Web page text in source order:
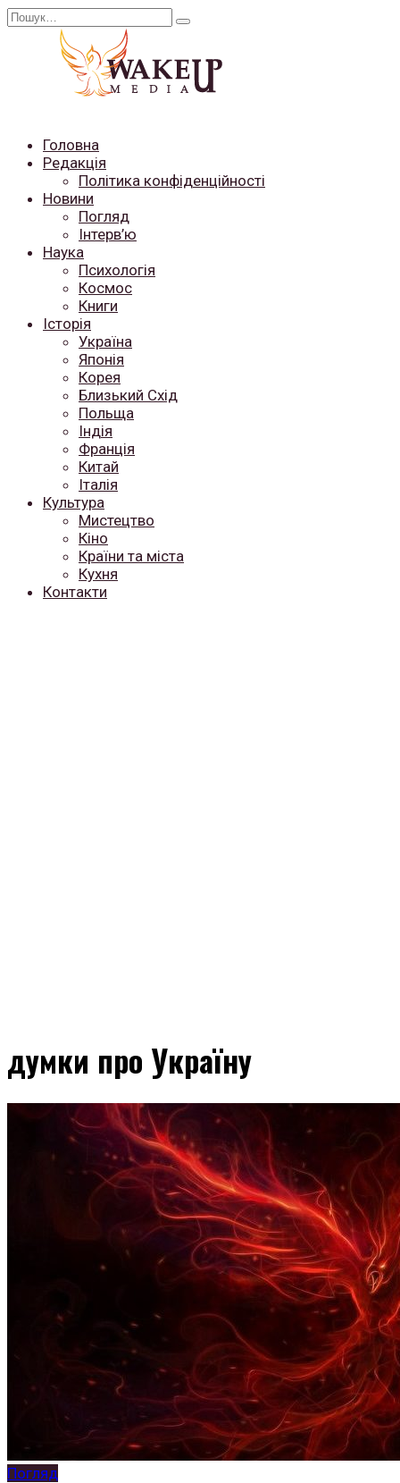
Перейти
Search
Головна
Редакція
Політика конфіденційності
Новини
Погляд
Інтерв’ю
Наука
Психологія
Космос
Книги
Історія
Україна
Японія
Корея
Близький Схід
Польща
Індія
Франція
Китай
Італія
Культура
Мистецтво
Кіно
Країни та міста
Кухня
Контакти
думки про Україну
Погляд